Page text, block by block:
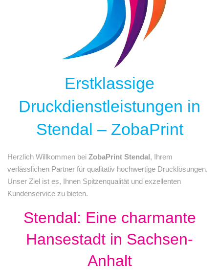
Erstklassige
Druckdienstleistungen in
Stendal – ZobaPrint
Herzlich Willkommen bei ZobaPrint Stendal, Ihrem
verlässlichen Partner für qualitativ hochwertige Drucklösungen.
Unser Ziel ist es, Ihnen Spitzenqualität und exzellenten
Kundenservice zu bieten.
Stendal: Eine charmante
Hansestadt in Sachsen-
Anhalt